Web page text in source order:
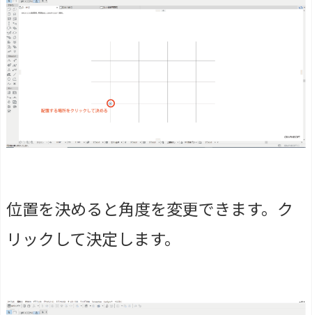
位置を決めると角度を変更できます。ク
リックして決定します。